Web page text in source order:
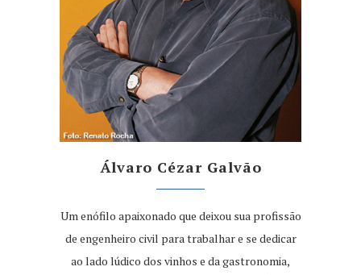
Álvaro Cézar Galvão
Um enófilo apaixonado que deixou sua profissão
de engenheiro civil para trabalhar e se dedicar
ao lado lúdico dos vinhos e da gastronomia,